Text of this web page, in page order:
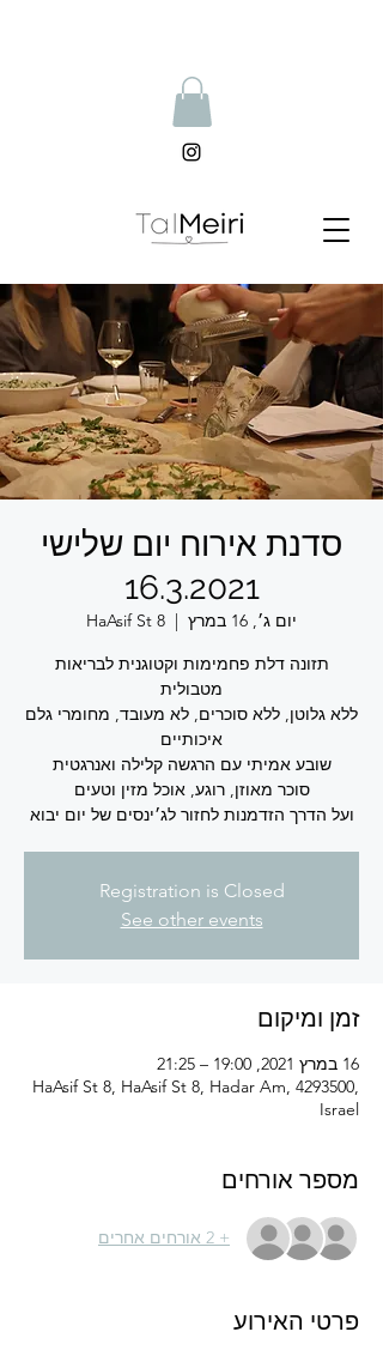
סדנת אירוח יום שלישי
16.3.2021
יום ג׳, 16 במרץ
  |
HaAsif St 8
תזונה דלת פחמימות וקטוגנית לבריאות
ללא גלוטן, ללא סוכרים, לא מעובד, מחומרי גלם
ועל הדרך הזדמנות לחזור לג׳ינסים של יום יבוא
Registration is Closed
See other events
זמן ומיקום
16 במרץ 2021, 19:00 – 21:25
HaAsif St 8, HaAsif St 8, Hadar Am, 4293500,
Israel
מספר אורחים
+ 2 אורחים אחרים
פרטי האירוע